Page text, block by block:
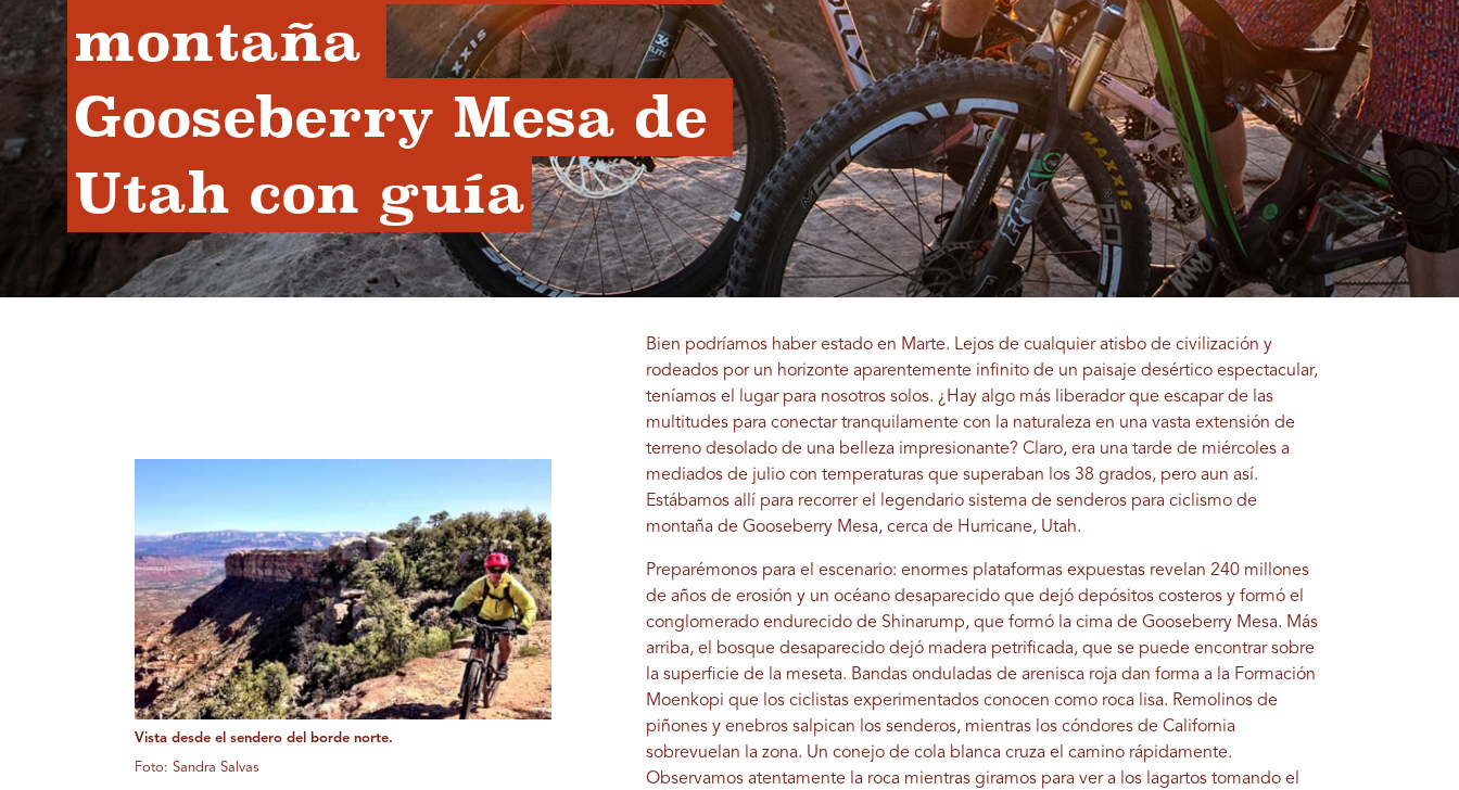
montaña
Gooseberry Mesa de
Utah con guía
Vista desde el sendero del borde norte.
Foto: Sandra Salvas
Bien podríamos haber estado en Marte. Lejos de cualquier atisbo de civilización y
rodeados por un horizonte aparentemente infinito de un paisaje desértico espectacular,
teníamos el lugar para nosotros solos. ¿Hay algo más liberador que escapar de las
multitudes para conectar tranquilamente con la naturaleza en una vasta extensión de
terreno desolado de una belleza impresionante? Claro, era una tarde de miércoles a
mediados de julio con temperaturas que superaban los 38 grados, pero aun así.
Estábamos allí para recorrer el legendario sistema de senderos para ciclismo de
montaña de Gooseberry Mesa, cerca de Hurricane, Utah.
Preparémonos para el escenario: enormes plataformas expuestas revelan 240 millones
de años de erosión y un océano desaparecido que dejó depósitos costeros y formó el
conglomerado endurecido de Shinarump, que formó la cima de Gooseberry Mesa. Más
arriba, el bosque desaparecido dejó madera petrificada, que se puede encontrar sobre
la superficie de la meseta. Bandas onduladas de arenisca roja dan forma a la Formación
Moenkopi que los ciclistas experimentados conocen como roca lisa. Remolinos de
piñones y enebros salpican los senderos, mientras los cóndores de California
sobrevuelan la zona. Un conejo de cola blanca cruza el camino rápidamente.
Observamos atentamente la roca mientras giramos para ver a los lagartos tomando el